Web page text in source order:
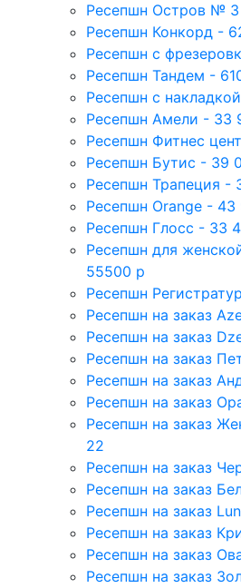
Ресепшн Остров №
Ресепшн Конкорд -
Ресепшн с
Ресепшн Тандем -
Ресепшн с
Ресепшн Амели - 33
Ресепшн Фитнес
Ресепшн Бутис - 39
Ресепшн Трапеция -
Ресепшн Orange - 43
Ресепшн Глосс - 33
Ресепшн для
55500 р
Ресепшн
Ресепшн на заказ
Ресепшн на заказ
Ресепшн на заказ
Ресепшн на заказ
Ресепшн на заказ
Ресепшн на заказ
22
Ресепшн на заказ
Ресепшн на заказ
Ресепшн на заказ
Ресепшн на заказ
Ресепшн на заказ
Ресепшн на заказ